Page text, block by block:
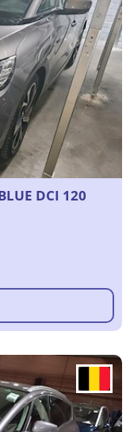
DCI 120